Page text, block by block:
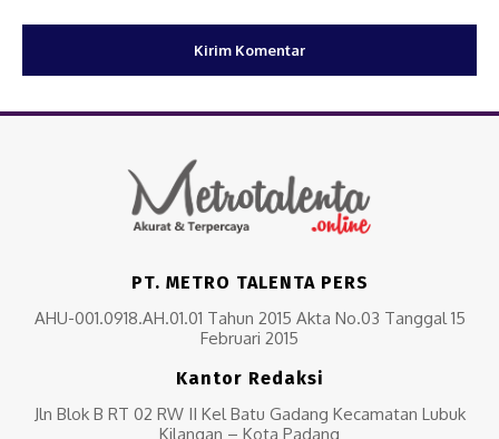
PT. METRO TALENTA PERS
AHU-001.0918.AH.01.01 Tahun 2015 Akta No.03 Tanggal 15
Februari 2015
Kantor Redaksi
Jln Blok B RT 02 RW II Kel Batu Gadang Kecamatan Lubuk
Kilangan – Kota Padang